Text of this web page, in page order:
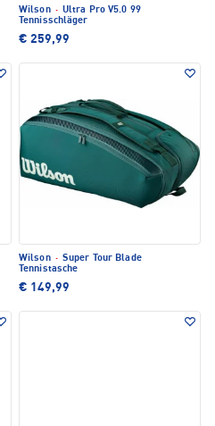
Wilson · Ultra Pro V5.0 99
Tennisschläger
€ 259,99
Wilson · Super Tour Blade
Tennistasche
€ 149,99